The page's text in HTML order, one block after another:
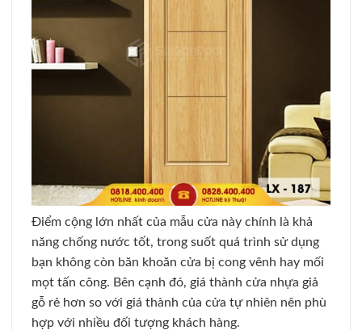
Điểm cộng lớn nhất của mẫu cửa này chính là khả
năng chống nước tốt, trong suốt quá trình sử dụng
bạn không còn băn khoăn cửa bị cong vênh hay mối
mọt tấn công. Bên cạnh đó, giá thành cửa nhựa giả
gỗ rẻ hơn so với giá thành của cửa tự nhiên nên phù
hợp với nhiều đối tượng khách hàng.